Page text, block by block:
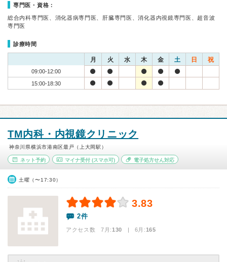
専門医・資格：
総合内科専門医、消化器病専門医、肝臓専門医、消化器内視鏡専門医、超音波
専門医
診療時間
月 火 水 木 金 土 日 祝
09:00-12:00
15:00-18:30
TM内科・内視鏡クリニック
神奈川県横浜市港南区最戸（上大岡駅）
ネット予約 マイナ受付(スマホ可) 電子処方せん対応
土曜（〜17:30）
3.83
2件
アクセス数 7月:130 | 6月:165